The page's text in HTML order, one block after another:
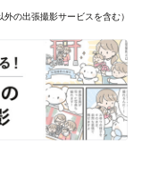
の出張撮影サービスを含む）